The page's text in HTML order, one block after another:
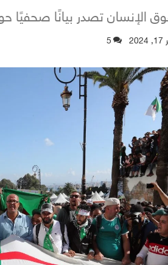
تصدر بيانًا صحفيًا
5